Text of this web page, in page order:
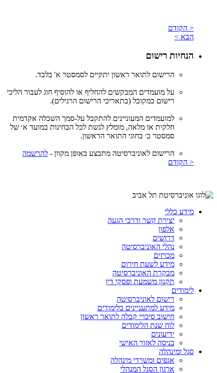
< הקודם
הבא >
הנחיות רישום
הרישום לתואר ראשון יתקיים לסמסטר א' בלבד.
על מועמדים המבקשים להחליף או להוסיף חוג לעבור הליכי
רישום כמקובל (בתאריכי הרישום הרגילים).
למועמדים המעוניינים להתקבל על-סמך השכלה אקדמית
חלקית או מלאה, מומלץ לגשת לכל הבחינות במועד א׳ של
סמסטר ב׳ בחוגי התואר הראשון.
הרישום לאוניברסיטה מתבצע באופן מקוון - להרשמה
< הקודם
מידע כללי
יצירת קשר ודרכי הגעה
אלפון
דרושים
נהלי האוניברסיטה
מכרזים
מידע לשעת חירום
מבקרת האוניברסיטה
תקנון משמעת ופסקי דין
לימודים
רישום לאוניברסיטה
מידע למתעניינים בלימודים
חישוב סיכויי קבלה לתואר ראשון
לוח שנת הלימודים
ידיעונים
כניסה לאזור האישי
סגל ומינהלה
אגפים ומשרדי מינהלה
ארגון הסגל המנהלי